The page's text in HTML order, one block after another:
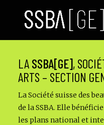
LA SSBA[GE],
ARTS – SECTION
La Société suisse des
de la SSBA. Elle
les plans national et